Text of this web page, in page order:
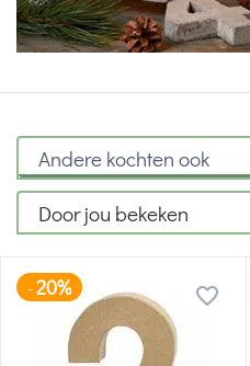
Andere kochten ook
Door jou bekeken
-20%